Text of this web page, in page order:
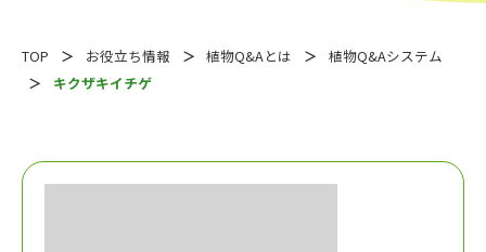
TOP お役立ち情報 植物Q&Aとは
植物Q&Aシステム
キクザキイチゲ